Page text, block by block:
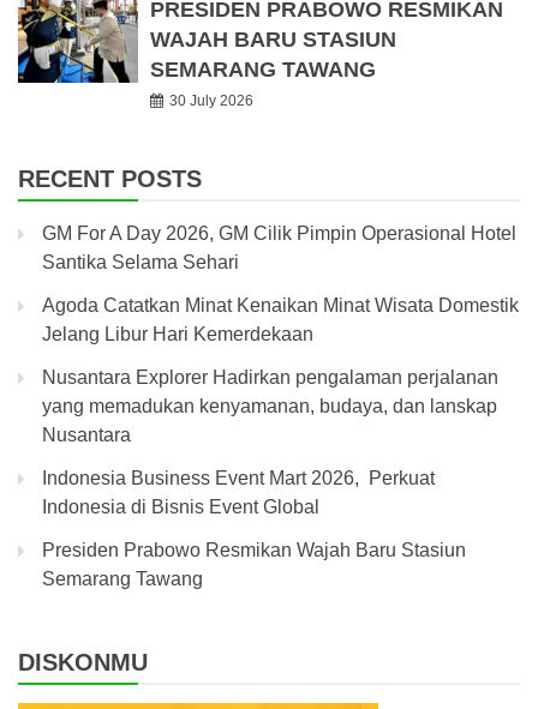
PRESIDEN PRABOWO RESMIKAN
WAJAH BARU STASIUN
SEMARANG TAWANG
30 July 2026
RECENT POSTS
GM For A Day 2026, GM Cilik Pimpin Operasional Hotel
Santika Selama Sehari
Agoda Catatkan Minat Kenaikan Minat Wisata Domestik
Jelang Libur Hari Kemerdekaan
Nusantara Explorer Hadirkan pengalaman perjalanan
yang memadukan kenyamanan, budaya, dan lanskap
Nusantara
Indonesia Business Event Mart 2026, Perkuat
Indonesia di Bisnis Event Global
Presiden Prabowo Resmikan Wajah Baru Stasiun
Semarang Tawang
DISKONMU